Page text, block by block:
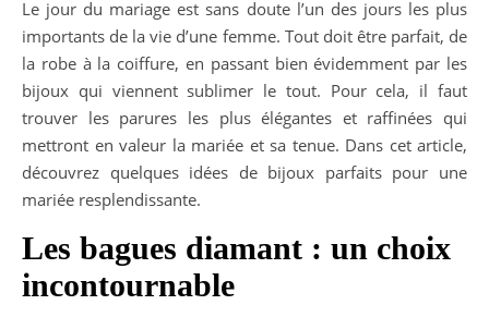
Le jour du mariage est sans doute l’un des jours les plus
importants de la vie d’une femme. Tout doit être parfait, de
la robe à la coiffure, en passant bien évidemment par les
bijoux qui viennent sublimer le tout. Pour cela, il faut
trouver les parures les plus élégantes et raffinées qui
mettront en valeur la mariée et sa tenue. Dans cet article,
découvrez quelques idées de bijoux parfaits pour une
mariée resplendissante.
Les bagues diamant : un choix
incontournable